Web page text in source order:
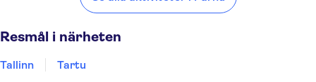
Resmål i närheten
Tallinn Tartu